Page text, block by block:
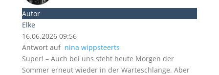
Autor
Elke
16.06.2026 09:56
Antwort auf nina wippsteerts
Super! – Auch bei uns steht heute Morgen der
Sommer erneut wieder in der Warteschlange. Aber